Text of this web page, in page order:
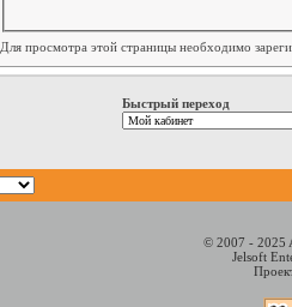
Для просмотра этой страницы необходимо
Быстрый переход
© 2007 - 2025
Jelsoft